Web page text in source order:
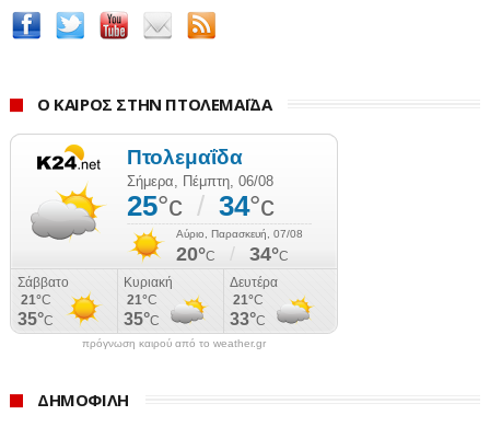
Ο ΚΑΙΡΟΣ ΣΤΗΝ ΠΤΟΛΕΜΑΪΔΑ
πρόγνωση καιρού από το weather.gr
ΔΗΜΟΦΙΛΗ